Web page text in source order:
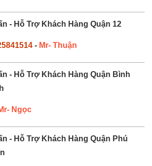
- Hỗ Trợ Khách Hàng Quận 12
- Mr- Thuận
- Hỗ Trợ Khách Hàng Quận Bình
Ngọc
- Hỗ Trợ Khách Hàng Quận Phú